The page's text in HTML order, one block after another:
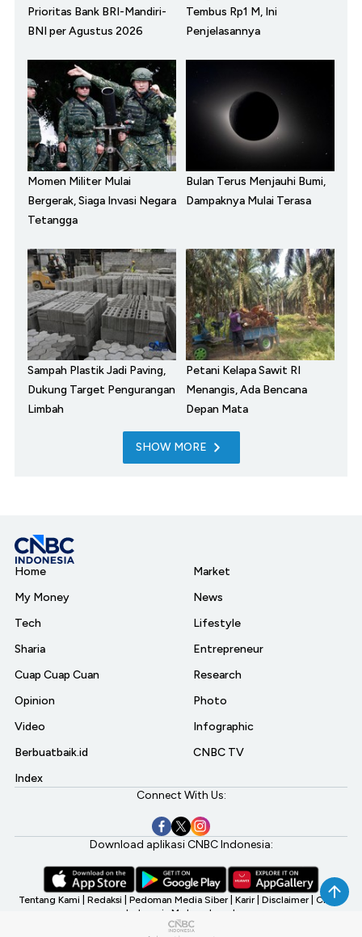
Prioritas Bank BRI-Mandiri-
BNI per Agustus 2026
Tembus Rp1 M, Ini
Penjelasannya
Momen Militer Mulai
Bergerak, Siaga Invasi Negara
Tetangga
Bulan Terus Menjauhi Bumi,
Dampaknya Mulai Terasa
Sampah Plastik Jadi Paving,
Dukung Target Pengurangan
Limbah
Petani Kelapa Sawit RI
Menangis, Ada Bencana
Depan Mata
SHOW MORE
Home
My Money
Tech
Sharia
Cuap Cuap Cuan
Opinion
Video
Berbuatbaik.id
Index
Market
News
Lifestyle
Entrepreneur
Research
Photo
Infographic
CNBC TV
Connect With Us:
Download aplikasi CNBC Indonesia:
Tentang Kami Redaksi Pedoman Media Siber Karir Disclaimer CNBC
Indonesia My Investment
©2026 CNBC Indonesia, A Transmedia Company